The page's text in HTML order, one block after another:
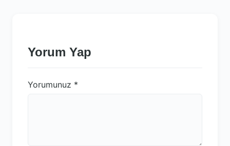
Yorum Yap
Yorumunuz *